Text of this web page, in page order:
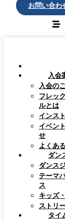
お問い合わ
入会
入会の
フレッ
ルとは
インス
イベン
せ
よくあ
ダン
ダンス
テーマ
ス
キッズ
ストリ
タイ